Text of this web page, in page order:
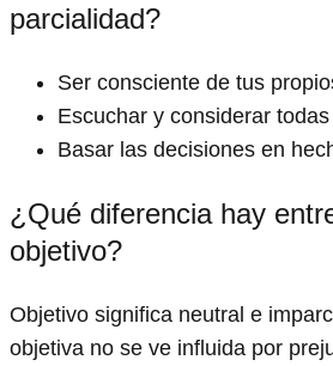
parcialidad?
Ser consciente de tus
Escuchar y considerar
Basar las decisiones en
¿Qué diferencia hay
objetivo?
Objetivo significa neutral e
objetiva no se ve influida por